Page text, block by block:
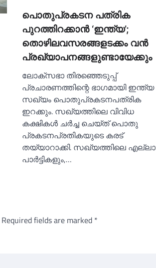
പൊതുപ്രകടന പത്രിക
പുറത്തിറക്കാൻ ‘ഇന്ത്യ’;
തൊഴിലവസരങ്ങളടക്കം വൻ
പ്രഖ്യാപനങ്ങളുണ്ടായേക്കും
ലോക്സഭാ തിരഞ്ഞെടുപ്പ്
പ്രചാരണത്തിന്റെ ഭാഗമായി ഇന്ത്യ
സഖ്യം പൊതുപ്രകടനപത്രിക
ഇറക്കും. സഖ്യത്തിലെ വിവിധ
കക്ഷികള്‍ ചർച്ച ചെയ്ത് പൊതു
പ്രകടനപ്രതികയുടെ കരട്
തയ്യാറാക്കി. സഖ്യത്തിലെ എല്ലാ
പാർട്ടികളും,…
Required fields are marked *